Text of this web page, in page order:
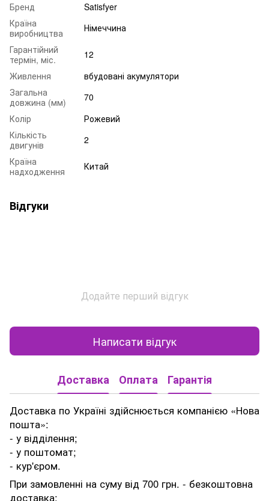
Бренд
Satisfyer
Країна
виробництва
Німеччина
Гарантійний
термін, міс.
12
Живлення
вбудовані акумулятори
Загальна
довжина (мм)
70
Колір
Рожевий
Кількість
двигунів
2
Країна
надходження
Китай
Відгуки
Додайте перший відгук
Написати відгук
Доставка Оплата Гарантія
Доставка по Україні здійснюється компанією «Нова
пошта»:
- у відділення;
- у поштомат;
- кур'єром.
При замовленні на суму від 700 грн. - безкоштовна
доставка;